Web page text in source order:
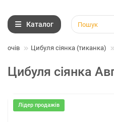
Каталог
Цибуля сіянка (тиканка)
Цибуля сіянка
Лідер продажів